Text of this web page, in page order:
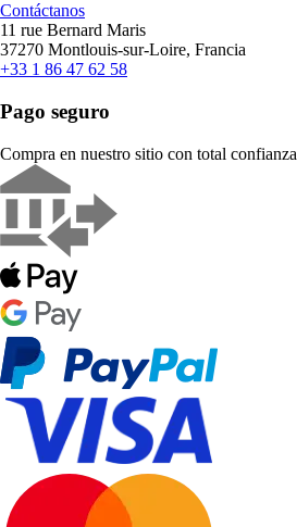
Contáctanos
11 rue Bernard Maris
37270 Montlouis-sur-Loire, Francia
+33 1 86 47 62 58
Pago seguro
Compra en nuestro sitio con total confianza